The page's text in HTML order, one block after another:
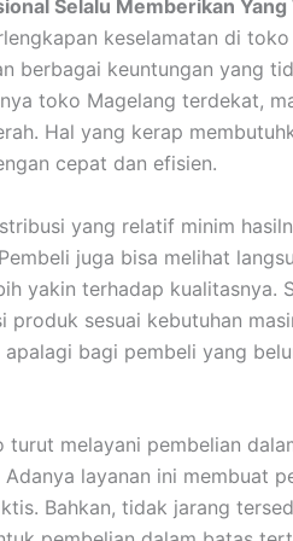
Selalu Memberikan Yang
keselamatan di
berbagai keuntungan yang
toko Magelang terdekat,
Hal yang kerap
cepat dan efisien.
yang relatif minim
juga bisa melihat
yakin terhadap kualitasnya.
produk sesuai kebutuhan
bagi pembeli yang
turut melayani pembelian
Adanya layanan ini membuat
Bahkan, tidak jarang